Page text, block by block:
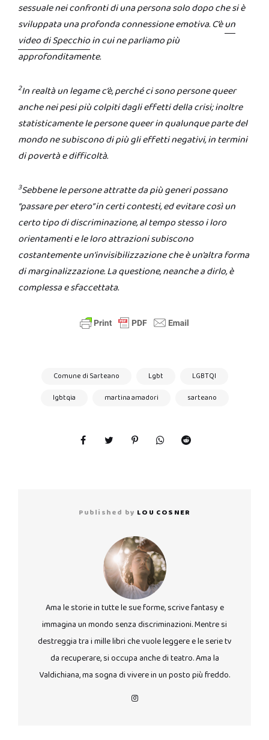
sessuale nei confronti di una persona solo dopo che si è
sviluppata una profonda connessione emotiva. C’èun
video di Specchioin cui ne parliamo più
approfonditamente.
2In realtà un legame c’è, perché ci sono persone queer
anche nei pesi più colpiti dagli effetti della crisi; inoltre
statisticamente le persone queer in qualunque parte del
mondo ne subiscono di più gli effetti negativi, in termini
di povertà e difficoltà.
3Sebbene le persone attratte da più generi possano
“passare per etero” in certi contesti, ed evitare così un
certo tipo di discriminazione, al tempo stesso i loro
orientamenti e le loro attrazioni subiscono
costantemente un’invisibilizzazione che è un’altra forma
di marginalizzazione. La questione, neanche a dirlo, è
complessa e sfaccettata.
Comune di Sarteano Lgbt
LGBTQI
lgbtqia
martina amadori sarteano
Published by LOU COSNER
Ama le storie in tutte le sue forme, scrive fantasy e
immagina un mondo senza discriminazioni. Mentre si
destreggia tra i mille libri che vuole leggere e le serie tv
da recuperare, si occupa anche di teatro. Ama la
Valdichiana, ma sogna di vivere in un posto più freddo.